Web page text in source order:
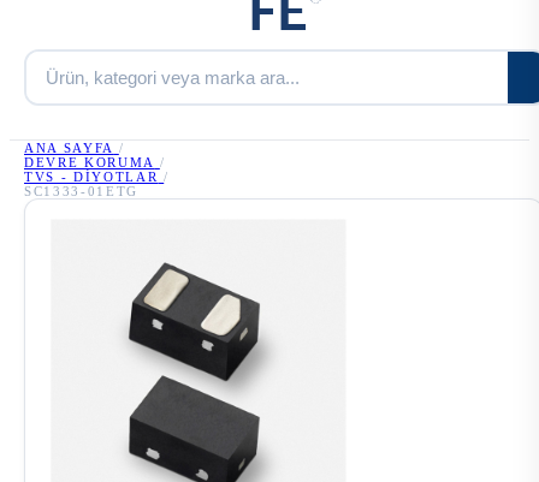
ANA SAYFA /
DEVRE KORUMA /
TVS - DIYOTLAR
/
SC1333-01ETG